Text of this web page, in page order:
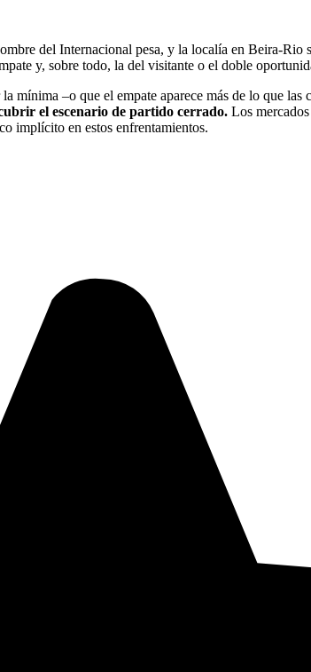
del Internacional pesa, y la localía en Beira-Rio
y, sobre todo, la del visitante o el doble
–o que el empate aparece más de lo que
el escenario de partido cerrado. Los
implícito en estos enfrentamientos.